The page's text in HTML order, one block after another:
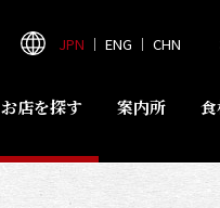
お店を探す 案内所
JPN ｜ ENG ｜ CHN